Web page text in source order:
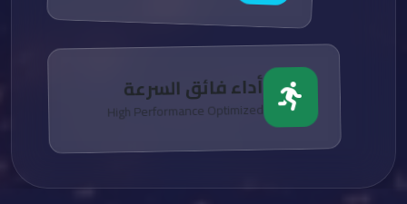
أداء فائق السرعة
High Performance Optimized